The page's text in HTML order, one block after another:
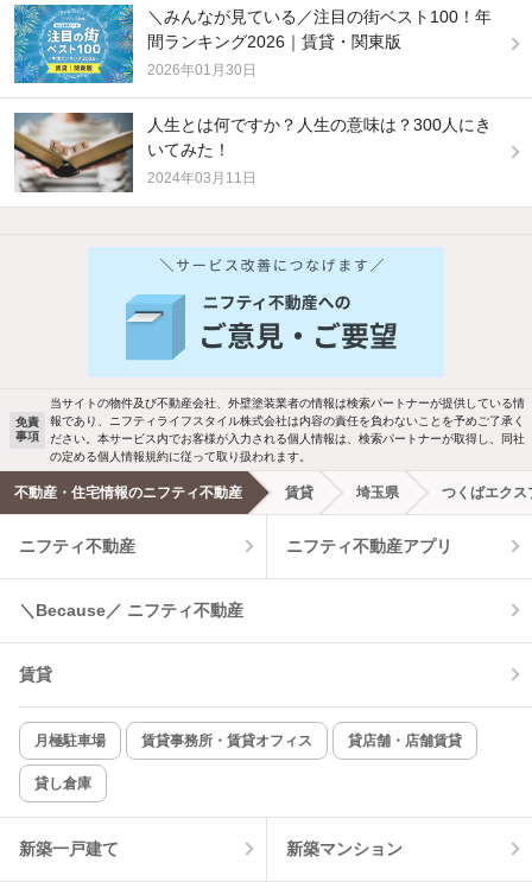
＼みんなが見ている／注目の街ベスト100！年
間ランキング2026｜賃貸・関東版
2026年01月30日
人生とは何ですか？人生の意味は？300人にき
いてみた！
2024年03月11日
免責
事項
当サイトの物件及び不動産会社、外壁塗装業者の情報は検索パートナーが提供している情
報であり、ニフティライフスタイル株式会社は内容の責任を負わないことを予めご了承く
ださい。本サービス内でお客様が入力される個人情報は、検索パートナーが取得し、同社
の定める個人情報規約に従って取り扱われます。
不動産・住宅情報のニフティ不動産 賃貸 埼玉県 つくばエクス
ニフティ不動産 ニフティ不動産アプリ
＼Because／ ニフティ不動産
賃貸
月極駐車場 賃貸事務所・賃貸オフィス 貸店舗・店舗賃貸
貸し倉庫
新築一戸建て 新築マンション